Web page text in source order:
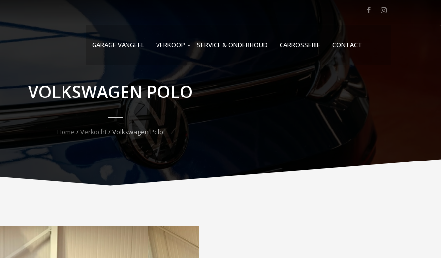
GARAGE VANGEEL VERKOOP SERVICE & ONDERHOUD CARROSSERIE CONTACT
VOLKSWAGEN POLO
Home /Verkocht/ Volkswagen Polo